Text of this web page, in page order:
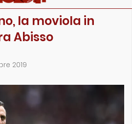
la moviola in
Abisso
2019